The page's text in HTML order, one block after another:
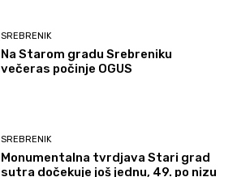
SREBRENIK
Na Starom gradu Srebreniku
večeras počinje OGUS
SREBRENIK
Monumentalna tvrdjava Stari grad
sutra dočekuje još jednu, 49. po nizu